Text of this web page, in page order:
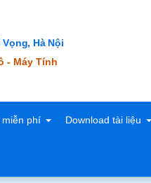
Vọng, Hà Nội
- Máy Tính
phí Download tài liệu